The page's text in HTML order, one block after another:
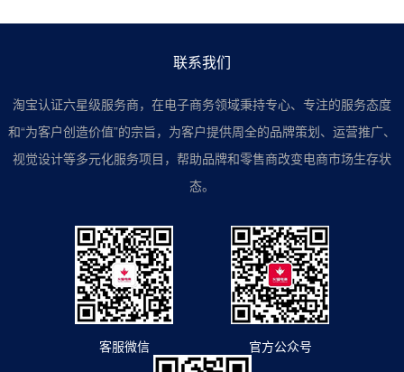
联系我们
淘宝认证六星级服务商，在电子商务领域秉持专心、专注的服务态度
和“为客户创造价值”的宗旨，为客户提供周全的品牌策划、运营推广、
视觉设计等多元化服务项目，帮助品牌和零售商改变电商市场生存状
态。
客服微信 官方公众号